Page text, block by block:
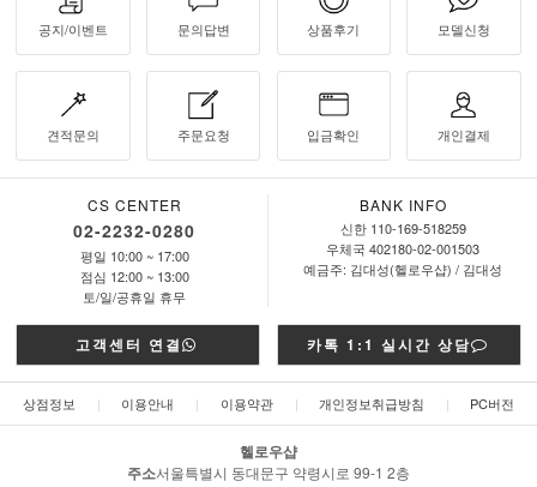
공지/이벤트 문의답변 상품후기 모델신청
견적문의 주문요청 입금확인 개인결제
CS CENTER
02-2232-0280
평일 10:00 ~ 17:00
점심 12:00 ~ 13:00
토/일/공휴일 휴무
BANK INFO
신한 110-169-518259
우체국 402180-02-001503
예금주: 김대성(헬로우샵) / 김대성
고객센터 연결 카톡 1:1 실시간 상담
상점정보 | 이용안내 | 이용약관 | 개인정보취급방침 | PC버전
헬로우샵
주소서울특별시 동대문구 약령시로 99-1 2층